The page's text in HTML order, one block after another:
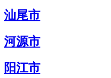
汕尾市
河源市
阳江市